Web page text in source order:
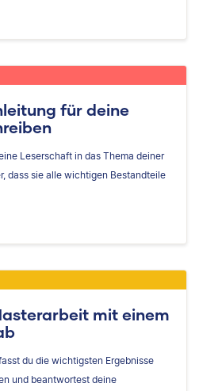
für deine
Leserschaft in das Thema deiner
dass sie alle wichtigen Bestandteile
mit einem
du die wichtigsten Ergebnisse
und beantwortest deine